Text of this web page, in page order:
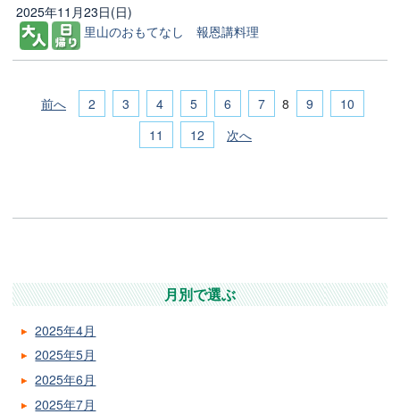
2025年11月23日(日)
里山のおもてなし 報恩講料理
前へ 2 3 4 5 6 7 8 9
10
11
12 次へ
月別で選ぶ
2025年4月
2025年5月
2025年6月
2025年7月